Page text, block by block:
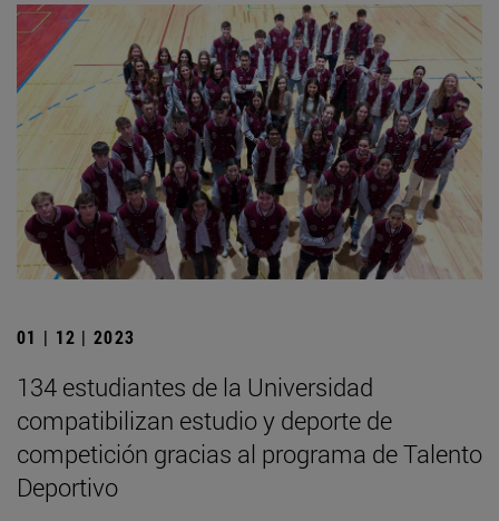
01 | 12 | 2023
134 estudiantes de la Universidad
compatibilizan estudio y deporte de
competición gracias al programa de Talento
Deportivo